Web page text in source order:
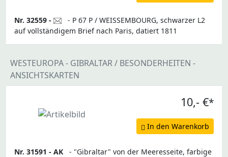
Nr. 32559 -
- P 67 P / WEISSEMBOURG, schwarzer L2
auf vollständigem Brief nach Paris, datiert 1811
WESTEUROPA - GIBRALTAR / BESONDERHEITEN -
ANSICHTSKARTEN
10,- €*
In den Warenkorb
Nr. 31591 - AK
- "Gibraltar" von der Meeresseite, farbige